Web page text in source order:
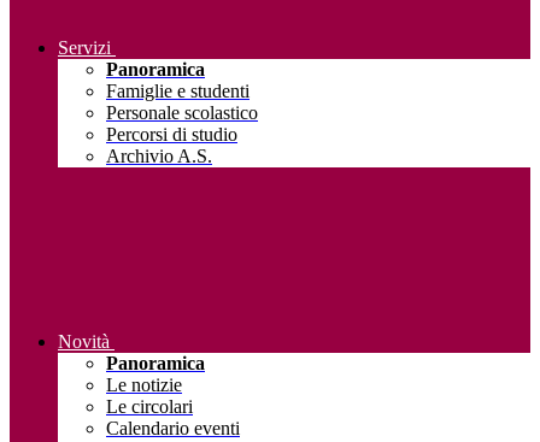
Servizi
Panoramica
Famiglie e studenti
Personale scolastico
Percorsi di studio
Archivio A.S.
Novità
Panoramica
Le notizie
Le circolari
Calendario eventi